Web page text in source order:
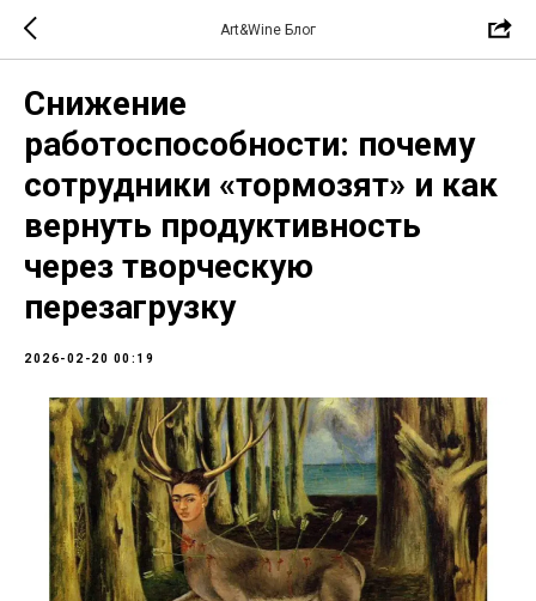
Art&Wine Блог
Снижение
работоспособности: почему
сотрудники «тормозят» и как
вернуть продуктивность
через творческую
перезагрузку
2026-02-20 00:19